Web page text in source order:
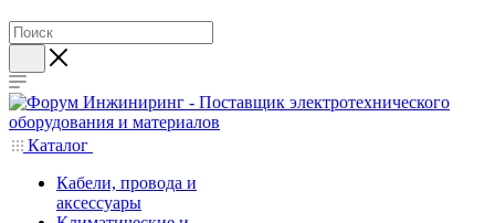
Каталог
Кабели, провода и
аксессуары